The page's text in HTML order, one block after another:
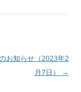
お知らせ（2023年2
月7日）
→